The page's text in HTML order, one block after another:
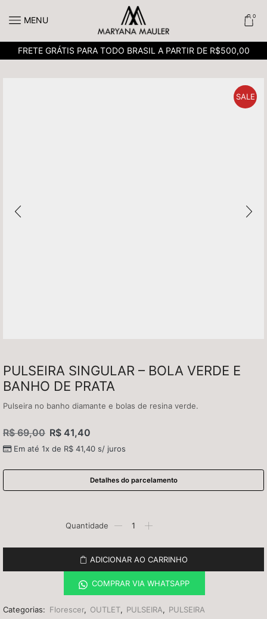
MENU 0
FRETE GRÁTIS PARA TODO BRASIL A PARTIR DE R$500,00
SALE
PULSEIRA SINGULAR – BOLA VERDE E
BANHO DE PRATA
Pulseira no banho diamante e bolas de resina verde.
R$69,00 R$41,40
Em até 1x de R$ 41,40 s/ juros
Detalhes do parcelamento
ADICIONAR AO CARRINHO
COMPRAR VIA WHATSAPP
Categorias: Florescer, OUTLET, PULSEIRA, PULSEIRA